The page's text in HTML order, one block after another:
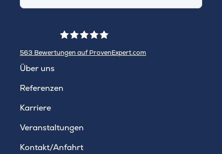
563 Bewertungen auf ProvenExpert.com
Über uns
Referenzen
Karriere
Veranstaltungen
Kontakt/Anfahrt